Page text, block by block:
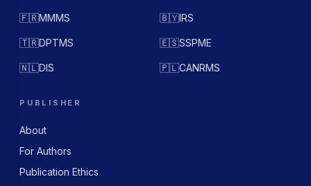
🇫🇷MMMS 🇧🇾IRS
🇹🇷DPTMS 🇪🇸SSPME
🇳🇱DIS 🇵🇱CANRMS
PUBLISHER
About
For Authors
Publication Ethics